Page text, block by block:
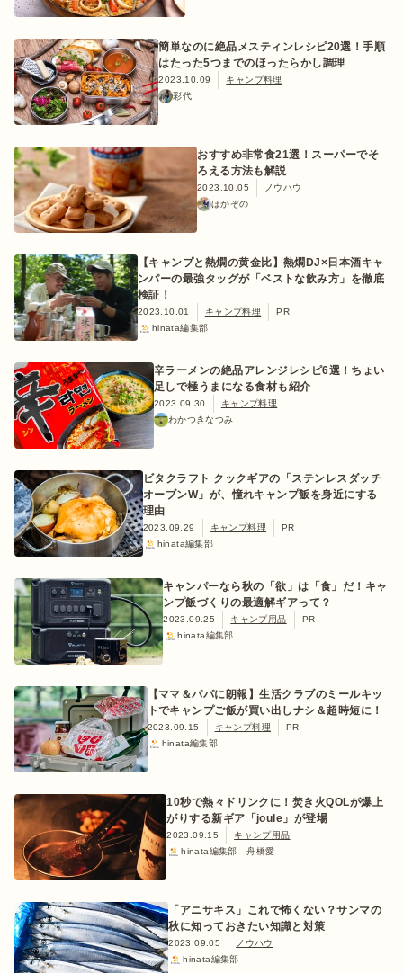
簡単なのに絶品メスティンレシピ20選！手順
はたった5つまでのほったらかし調理
2023.10.09
キャンプ料理
彩代
おすすめ非常食21選！スーパーでそ
ろえる方法も解説
2023.10.05
ノウハウ
ほかぞの
【キャンプと熱燗の黄金比】熱燗DJ×日本酒キャ
ンパーの最強タッグが「ベストな飲み方」を徹底
検証！
2023.10.01 キャンプ料理
PR
hinata編集部
辛ラーメンの絶品アレンジレシピ6選！ちょい
足しで極うまになる食材も紹介
2023.09.30
キャンプ料理
わかつきなつみ
ビタクラフト クックギアの「ステンレスダッチ
オーブンW」が、憧れキャンプ飯を身近にする
理由
2023.09.29 キャンプ料理
PR
hinata編集部
キャンパーなら秋の「欲」は「食」だ！キャ
ンプ飯づくりの最適解ギアって？
2023.09.25 キャンプ用品
PR
hinata編集部
【ママ＆パパに朗報】生活クラブのミールキッ
トでキャンプご飯が買い出しナシ＆超時短に！
2023.09.15 キャンプ料理
PR
hinata編集部
10秒で熱々ドリンクに！焚き火QOLが爆上
がりする新ギア「joule」が登場
2023.09.15
キャンプ用品
hinata編集部 舟橋愛
「アニサキス」これで怖くない？サンマの
秋に知っておきたい知識と対策
2023.09.05
ノウハウ
hinata編集部